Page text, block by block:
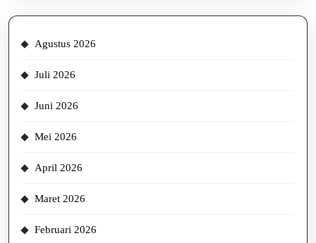
Agustus 2026
Juli 2026
Juni 2026
Mei 2026
April 2026
Maret 2026
Februari 2026